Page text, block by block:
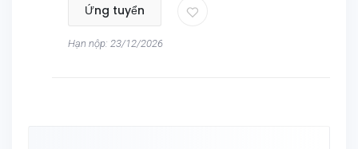
Ứng tuyển
Hạn nộp: 23/12/2026